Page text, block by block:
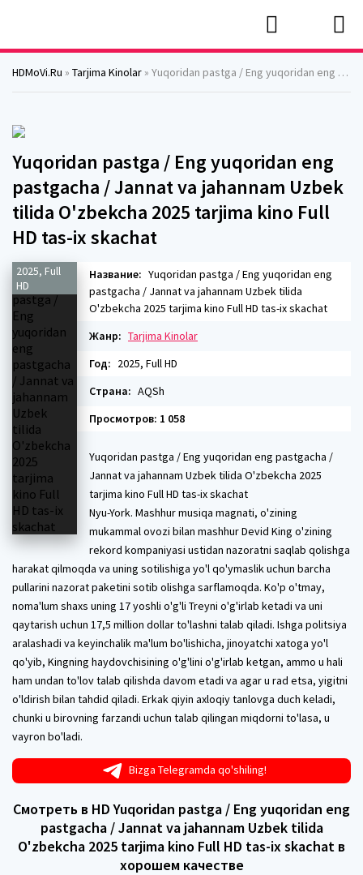
HDMoVi.Ru » Tarjima Kinolar » Yuqoridan pastga / Eng yuqoridan eng pastgacha / Jannat va jahannam Uzbek tilida O'zbekcha 2025 tarjima kino Full HD tas-ix skachat
Yuqoridan pastga / Eng yuqoridan eng
pastgacha / Jannat va jahannam Uzbek
tilida O'zbekcha 2025 tarjima kino Full
HD tas-ix skachat
2025, Full
HD
Название: Yuqoridan pastga / Eng yuqoridan eng
pastgacha / Jannat va jahannam Uzbek tilida
O'zbekcha 2025 tarjima kino Full HD tas-ix skachat
Жанр: Tarjima Kinolar
Год: 2025, Full HD
Страна: AQSh
Просмотров: 1 058
Yuqoridan pastga / Eng yuqoridan eng pastgacha /
Jannat va jahannam Uzbek tilida O'zbekcha 2025
tarjima kino Full HD tas-ix skachat
Nyu-York. Mashhur musiqa magnati, o'zining
mukammal ovozi bilan mashhur Devid King o'zining
rekord kompaniyasi ustidan nazoratni saqlab qolishga
harakat qilmoqda va uning sotilishiga yo'l qo'ymaslik uchun barcha
pullarini nazorat paketini sotib olishga sarflamoqda. Ko'p o'tmay,
noma'lum shaxs uning 17 yoshli o'g'li Treyni o'g'irlab ketadi va uni
qaytarish uchun 17,5 million dollar to'lashni talab qiladi. Ishga politsiya
aralashadi va keyinchalik ma'lum bo'lishicha, jinoyatchi xatoga yo'l
qo'yib, Kingning haydovchisining o'g'lini o'g'irlab ketgan, ammo u hali
ham undan to'lov talab qilishda davom etadi va agar u rad etsa, yigitni
o'ldirish bilan tahdid qiladi. Erkak qiyin axloqiy tanlovga duch keladi,
chunki u birovning farzandi uchun talab qilingan miqdorni to'lasa, u
vayron bo'ladi.
Bizga Telegramda qo'shiling!
Смотреть в HD Yuqoridan pastga / Eng yuqoridan eng
pastgacha / Jannat va jahannam Uzbek tilida
O'zbekcha 2025 tarjima kino Full HD tas-ix skachat в
хорошем качестве